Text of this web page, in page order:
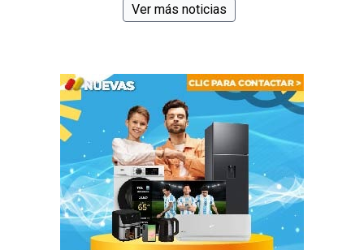
Ver más noticias